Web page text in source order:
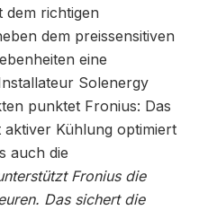
dem richtigen
dem preissensitiven
eine
Solenergy
punktet Fronius: Das
Kühlung optimiert
auch die
Fronius die
Das sichert die